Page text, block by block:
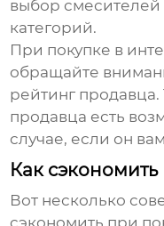
выбор
категорий.
При покупке в
обращайте
рейтинг продавца.
продавца есть
случае, если он
Как
Вот несколько